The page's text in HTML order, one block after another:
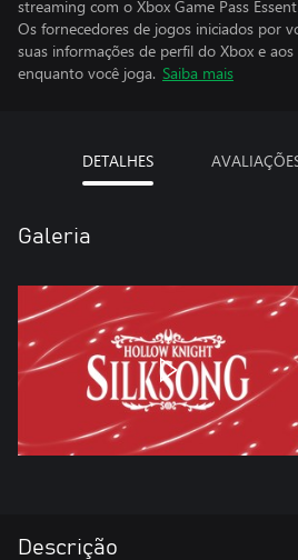
streaming com o Xbox Game Pass
Os fornecedores de jogos iniciados por
suas informações de perfil do Xbox e
enquanto você joga. Saiba mais
DETALHES
Galeria
Descrição